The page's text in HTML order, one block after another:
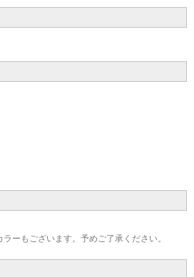
ーもございます。予めご了承ください。